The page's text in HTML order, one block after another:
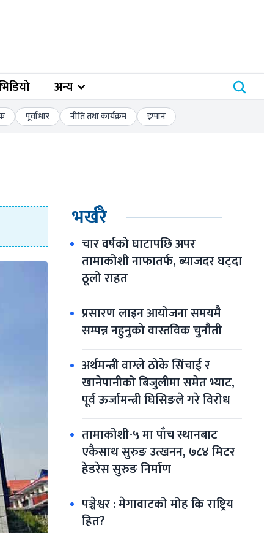
अन्य
पूर्वाधार नीति तथा कार्यक्रम इप्पान
भर्खरै
चार वर्षको घाटापछि अपर
तामाकोशी नाफातर्फ, ब्याजदर घट्दा
ठूलो राहत
प्रसारण लाइन आयोजना समयमै
सम्पन्न नहुनुको वास्तविक चुनौती
अर्थमन्त्री वाग्ले ठोके सिंचाई र
खानेपानीको बिजुलीमा समेत भ्याट,
पूर्व ऊर्जामन्त्री घिसिङले गरे विरोध
तामाकोशी-५ मा पाँच स्थानबाट
एकैसाथ सुरुङ उत्खनन, ७८४ मिटर
हेडरेस सुरुङ निर्माण
पञ्चेश्वर : मेगावाटको मोह कि राष्ट्रिय
हित?